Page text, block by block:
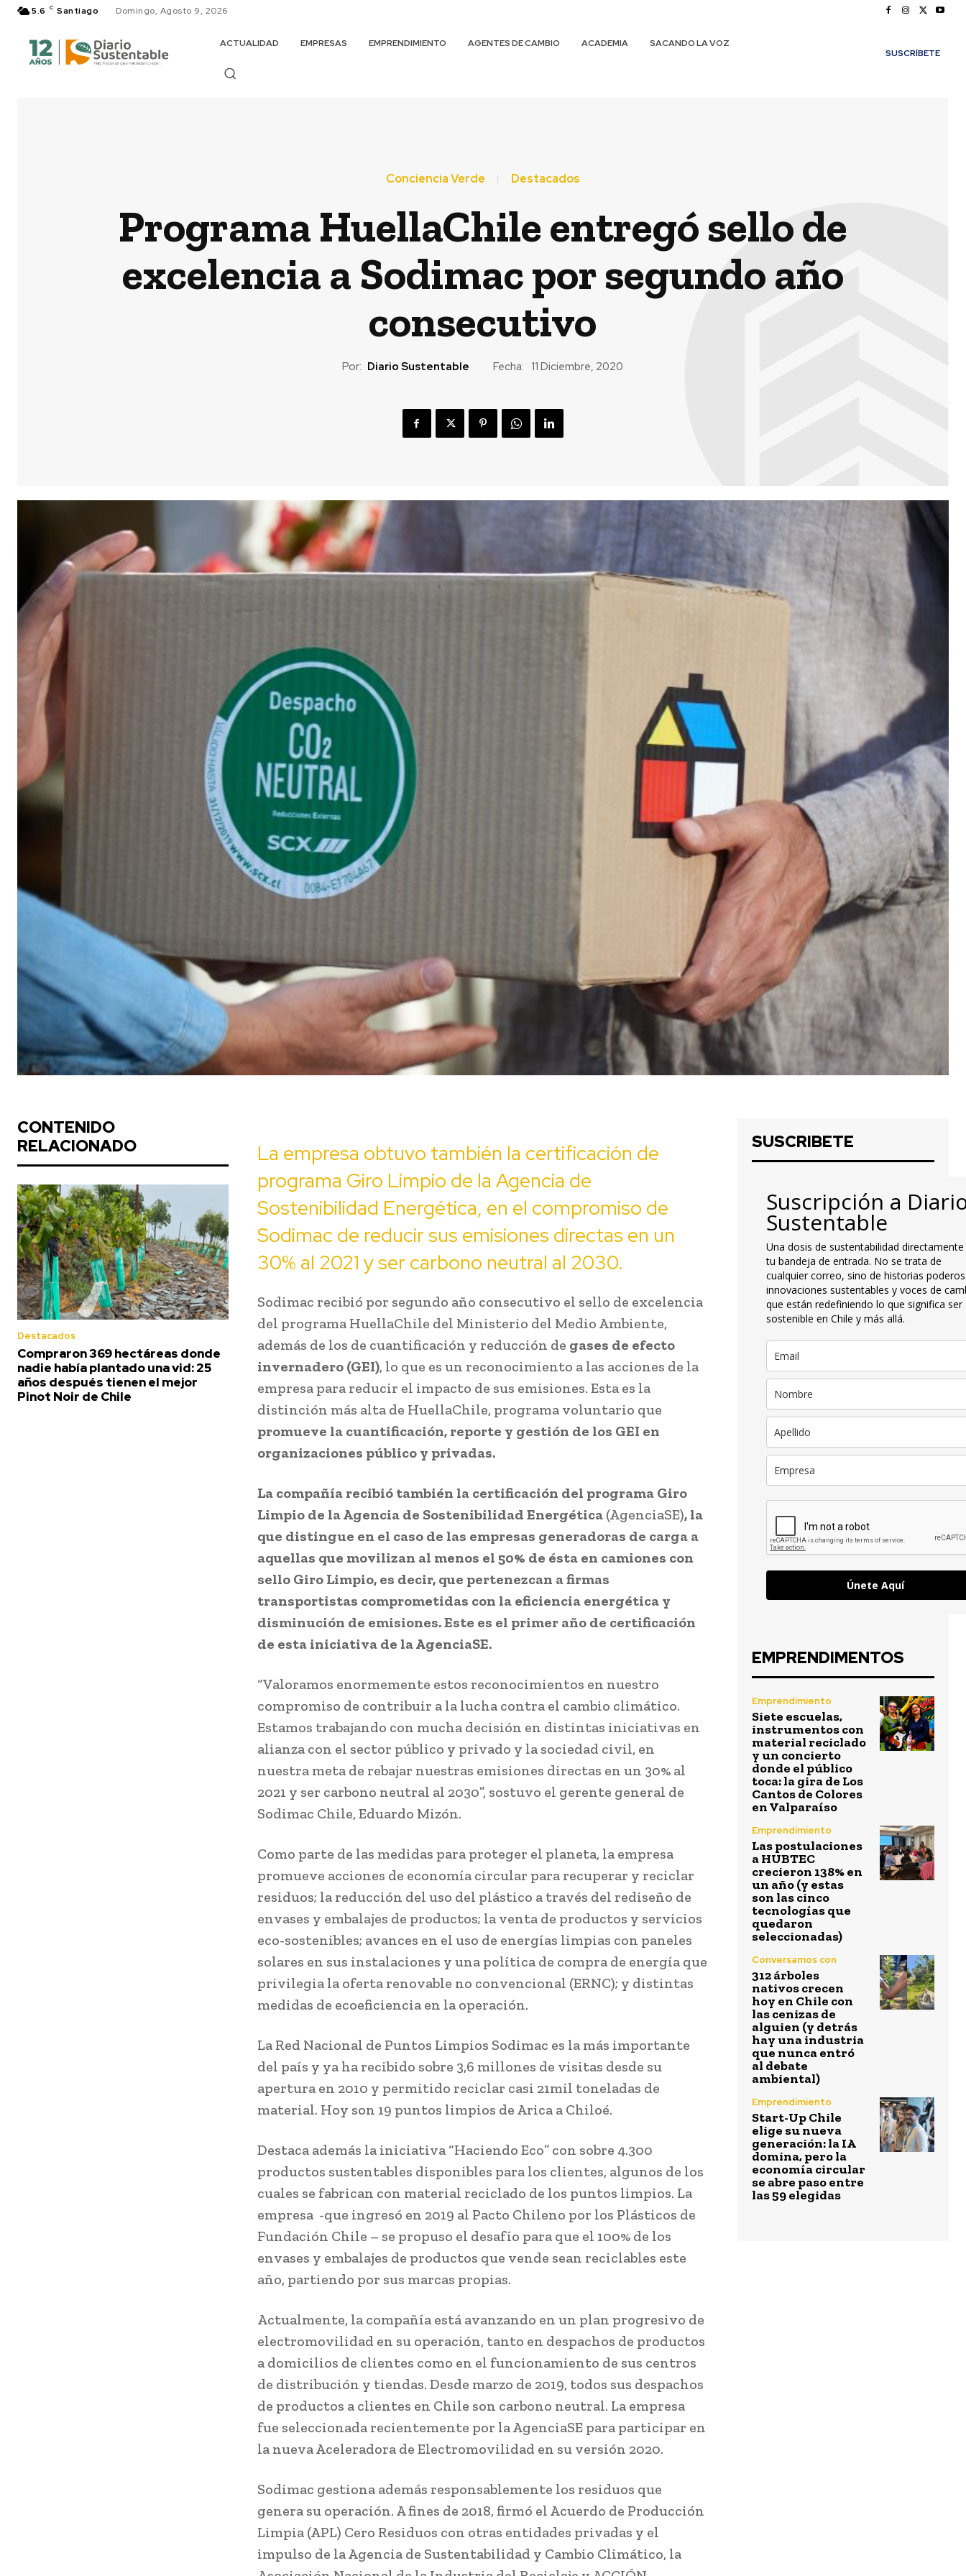
5.6 C Santiago Domingo, Agosto 9, 2026
ACTUALIDAD EMPRESAS EMPRENDIMIENTO AGENTES DE CAMBIO ACADEMIA
SACANDO LA VOZ
SUSCRÍBETE
Conciencia Verde Destacados
Programa HuellaChile entregó sello de
excelencia a Sodimac por segundo año
consecutivo
Por: Diario Sustentable Fecha: 11 Diciembre, 2020
CONTENIDO
RELACIONADO
Destacados
Compraron 369 hectáreas donde
nadie había plantado una vid: 25
años después tienen el mejor
Pinot Noir de Chile
La empresa obtuvo también la certificación de
programa Giro Limpio de la Agencia de
Sostenibilidad Energética, en el compromiso de
Sodimac de reducir sus emisiones directas en un
30% al 2021 y ser carbono neutral al 2030.
Sodimac recibió por segundo año consecutivo el sello de excelencia
del programa HuellaChile del Ministerio del Medio Ambiente,
además de los de cuantificación y reducción de gases de efecto
invernadero (GEI), lo que es un reconocimiento a las acciones de la
empresa para reducir el impacto de sus emisiones. Esta es la
distinción más alta de HuellaChile, programa voluntario que
promueve la cuantificación, reporte y gestión de los GEI en
organizaciones público y privadas.
La compañía recibió también la certificación del programa Giro
Limpio de la Agencia de Sostenibilidad Energética (AgenciaSE), la
que distingue en el caso de las empresas generadoras de carga a
aquellas que movilizan al menos el 50% de ésta en camiones con
sello Giro Limpio, es decir, que pertenezcan a firmas
transportistas comprometidas con la eficiencia energética y
disminución de emisiones. Este es el primer año de certificación
de esta iniciativa de la AgenciaSE.
“Valoramos enormemente estos reconocimientos en nuestro
compromiso de contribuir a la lucha contra el cambio climático.
Estamos trabajando con mucha decisión en distintas iniciativas en
alianza con el sector público y privado y la sociedad civil, en
nuestra meta de rebajar nuestras emisiones directas en un 30% al
2021 y ser carbono neutral al 2030”, sostuvo el gerente general de
Sodimac Chile, Eduardo Mizón.
Como parte de las medidas para proteger el planeta, la empresa
promueve acciones de economía circular para recuperar y reciclar
residuos; la reducción del uso del plástico a través del rediseño de
envases y embalajes de productos; la venta de productos y servicios
eco-sostenibles; avances en el uso de energías limpias con paneles
solares en sus instalaciones y una política de compra de energía que
privilegia la oferta renovable no convencional (ERNC); y distintas
medidas de ecoeficiencia en la operación.
La Red Nacional de Puntos Limpios Sodimac es la más importante
del país y ya ha recibido sobre 3,6 millones de visitas desde su
apertura en 2010 y permitido reciclar casi 21mil toneladas de
material. Hoy son 19 puntos limpios de Arica a Chiloé.
Destaca además la iniciativa “Haciendo Eco” con sobre 4.300
productos sustentables disponibles para los clientes, algunos de los
cuales se fabrican con material reciclado de los puntos limpios. La
empresa ­ -que ingresó en 2019 al Pacto Chileno por los Plásticos de
Fundación Chile – se propuso el desafío para que el 100% de los
envases y embalajes de productos que vende sean reciclables este
año, partiendo por sus marcas propias.
Actualmente, la compañía está avanzando en un plan progresivo de
electromovilidad en su operación, tanto en despachos de productos
a domicilios de clientes como en el funcionamiento de sus centros
de distribución y tiendas. Desde marzo de 2019, todos sus despachos
de productos a clientes en Chile son carbono neutral. La empresa
fue seleccionada recientemente por la AgenciaSE para participar en
la nueva Aceleradora de Electromovilidad en su versión 2020.
Sodimac gestiona además responsablemente los residuos que
genera su operación. A fines de 2018, firmó el Acuerdo de Producción
Limpia (APL) Cero Residuos con otras entidades privadas y el
impulso de la Agencia de Sustentabilidad y Cambio Climático, la
SUSCRIBETE
Suscripción a
Sustentable
Una dosis de sustentabilidad
tu bandeja de entrada. No se trata de
cualquier correo, sino de historias
innovaciones sustentables y voces de
que están redefiniendo lo que significa ser
sostenible en Chile y más allá.
Únete Aquí
EMPRENDIMENTOS
Emprendimiento
Siete escuelas,
instrumentos con
material reciclado
y un concierto
donde el público
toca: la gira de Los
Cantos de Colores
en Valparaíso
Emprendimiento
Las postulaciones
a HUBTEC
crecieron 138% en
un año (y estas
son las cinco
tecnologías que
quedaron
seleccionadas)
Conversamos con
312 árboles
nativos crecen
hoy en Chile con
las cenizas de
alguien (y detrás
hay una industria
que nunca entró
al debate
ambiental)
Emprendimiento
Start-Up Chile
elige su nueva
generación: la IA
domina, pero la
economía circular
se abre paso entre
las 59 elegidas